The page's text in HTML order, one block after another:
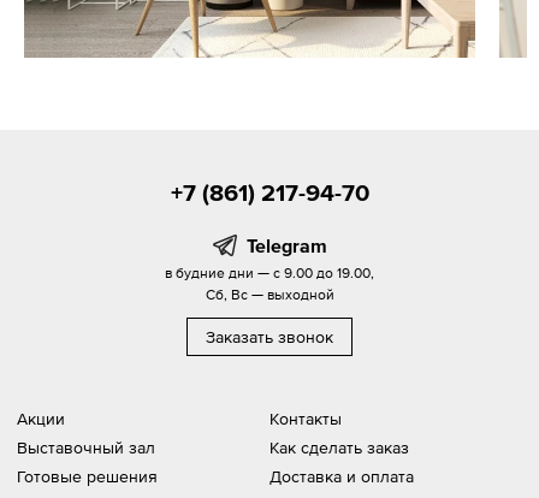
Акции
Выставочный зал
Готовые решения
Контакты
Как сделать заказ
Доставка и оплата
+7 (861) 217-94-70
Telegram
в будние дни — с 9.00 до 19.00,
Сб, Вс — выходной
Заказать звонок